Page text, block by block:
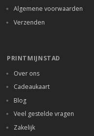
Algemene voorwaarden
Verzenden
PRINTMIJNSTAD
Over ons
Cadeaukaart
Blog
Veel gestelde vragen
Zakelijk